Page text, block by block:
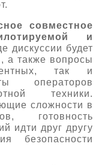
совместное
и
дискуссии будет
а также вопросы
так и
операторов
техники.
сложности в
готовность
идти друг другу
безопасности